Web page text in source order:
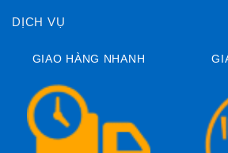
DỊCH VỤ
GIAO HÀNG NHANH